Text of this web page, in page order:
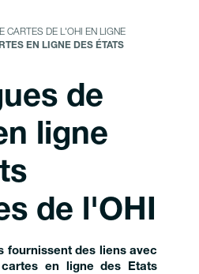
CARTES DE L'OHI EN LIGNE
EN LIGNE DES ÉTATS
de
ligne
de l'OHI
fournissent des liens avec
en ligne des Etats